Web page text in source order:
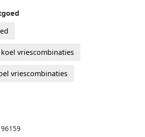
koel vriescombinaties
vriescombinaties